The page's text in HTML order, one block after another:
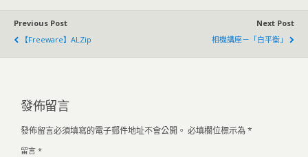
Previous Post
【Freeware】ALZip
Next Post
相機講座－「白平衡」
發佈留言
發佈留言必須填寫的電子郵件地址不會公開。 必填欄位標示為*
留言 *